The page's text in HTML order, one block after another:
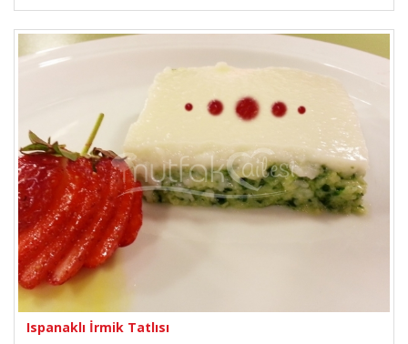
Ispanaklı İrmik Tatlısı